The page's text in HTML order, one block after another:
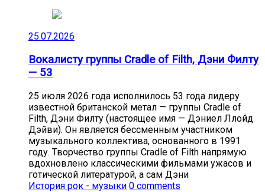
25.07.2026
Вокалисту группы Cradle of Filth, Дэни Филту
— 53
25 июля 2026 года исполнилось 53 года лидеру
известной британской метал — группы Cradle of
Filth, Дэни Филту (настоящее имя — Дэниел Ллойд
Дэйви). Он является бессменным участником
музыкального коллектива, основанного в 1991
году. Творчество группы Cradle of Filth напрямую
вдохновлено классическими фильмами ужасов и
готической литературой, а сам Дэни
История рок - музыки 0 comments